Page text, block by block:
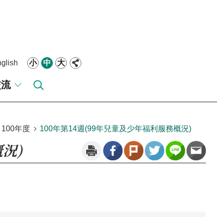
小 中 大
100年度 100年第14週(99年兒童及少年福利服務概況)
況)